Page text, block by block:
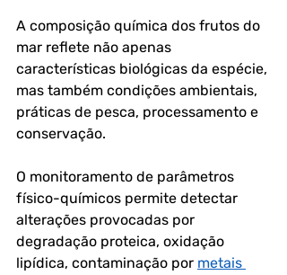
A composição química dos frutos do
mar reflete não apenas
características biológicas da espécie,
mas também condições ambientais,
práticas de pesca, processamento e
conservação.
O monitoramento de parâmetros
físico-químicos permite detectar
alterações provocadas por
degradação proteica, oxidação
lipídica, contaminação por metais